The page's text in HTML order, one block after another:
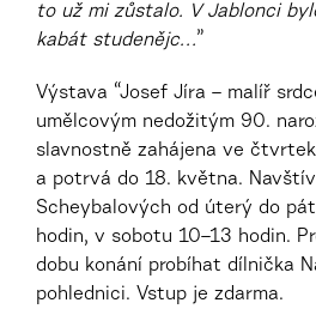
to už mi zůstalo. V Jablonci
kabát studenějc…”
Výstava “Josef Jíra – malíř
umělcovým nedožitým 90.
slavnostně zahájena ve
a potrvá do 18. května.
Scheybalových od úterý do
hodin, v sobotu 10–13 hodin.
dobu konání probíhat dílnička
pohlednici. Vstup je zdarma.